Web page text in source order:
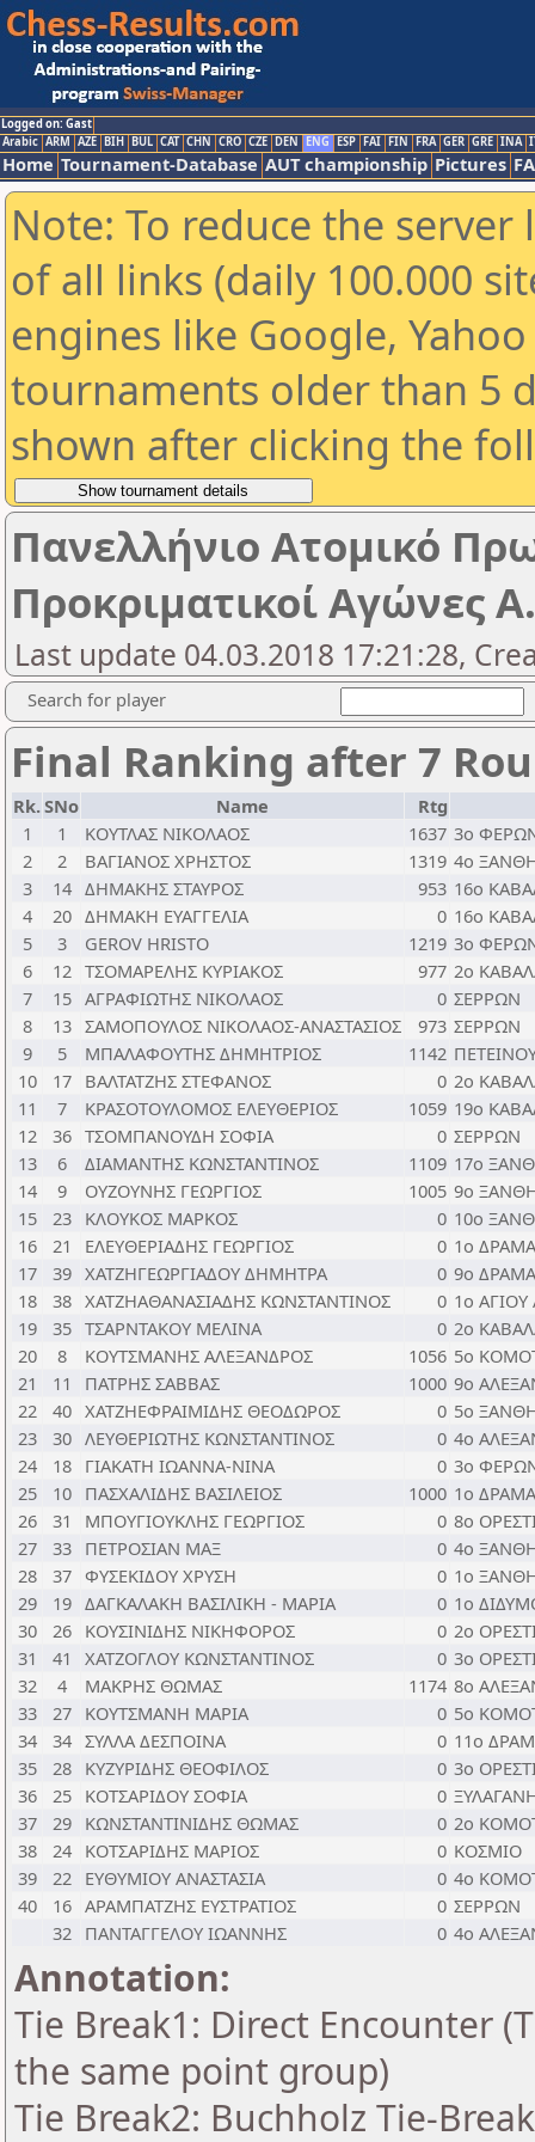
Logged on: Gast
Arabic ARM AZE BIH BUL CAT CHN CRO CZE DEN ENG ESP FAI FIN FRA GER GRE INA
Home Tournament-Database AUT championship Pictures
Note: To reduce the
of all links (daily 100.000
engines like Google,
tournaments older than 5
shown after clicking the
Πανελλήνιο Ατομικό
Προκριματικοί Αγώνες
Last update 04.03.2018 17:21:28,
Search for player
Final Ranking after 7
Rk.SNo Name
Rtg
1
1 ΚΟΥΤΛΑΣ ΝΙΚΟΛΑΟΣ 1637 3ο
2
2 ΒΑΓΙΑΝΟΣ ΧΡΗΣΤΟΣ 1319 4ο
3
14 ΔΗΜΑΚΗΣ ΣΤΑΥΡΟΣ 953 16ο
4
20 ΔΗΜΑΚΗ ΕΥΑΓΓΕΛΙΑ 0 16ο
5
3 GEROV HRISTO 1219 3o
6
12 ΤΣΟΜΑΡΕΛΗΣ ΚΥΡΙΑΚΟΣ 977 2ο
7
15 ΑΓΡΑΦΙΩΤΗΣ ΝΙΚΟΛΑΟΣ 0 ΣΕΡΡΩΝ
8
13 ΣΑΜΟΠΟΥΛΟΣ ΝΙΚΟΛΑΟΣ-ΑΝΑΣΤΑΣΙΟΣ 973 ΣΕΡΡΩΝ
9
5 ΜΠΑΛΑΦΟΥΤΗΣ ΔΗΜΗΤΡΙΟΣ 1142
10
17 ΒΑΛΤΑΤΖΗΣ ΣΤΕΦΑΝΟΣ 0 2ο
11
7 ΚΡΑΣΟΤΟΥΛΟΜΟΣ ΕΛΕΥΘΕΡΙΟΣ 1059 19ο
12
36 ΤΣΟΜΠΑΝΟΥΔΗ ΣΟΦΙΑ 0 ΣΕΡΡΩΝ
13
6 ΔΙΑΜΑΝΤΗΣ ΚΩΝΣΤΑΝΤΙΝΟΣ 1109 17ο
14
9 ΟΥΖΟΥΝΗΣ ΓΕΩΡΓΙΟΣ 1005 9ο
15
23 ΚΛΟΥΚΟΣ ΜΑΡΚΟΣ 0 10ο
16
21 ΕΛΕΥΘΕΡΙΑΔΗΣ ΓΕΩΡΓΙΟΣ 0 1ο
17
39 ΧΑΤΖΗΓΕΩΡΓΙΑΔΟΥ ΔΗΜΗΤΡΑ 0 9ο
18
38 ΧΑΤΖΗΑΘΑΝΑΣΙΑΔΗΣ ΚΩΝΣΤΑΝΤΙΝΟΣ 0 1ο
19
35 ΤΣΑΡΝΤΑΚΟΥ ΜΕΛΙΝΑ 0 2ο
20
8 ΚΟΥΤΣΜΑΝΗΣ ΑΛΕΞΑΝΔΡΟΣ 1056 5ο
21
11 ΠΑΤΡΗΣ ΣΑΒΒΑΣ 1000 9ο
22
40 ΧΑΤΖΗΕΦΡΑΙΜΙΔΗΣ ΘΕΟΔΩΡΟΣ 0 5ο
23
30 ΛΕΥΘΕΡΙΩΤΗΣ ΚΩΝΣΤΑΝΤΙΝΟΣ 0 4ο
24
18 ΓΙΑΚΑΤΗ ΙΩΑΝΝΑ-ΝΙΝΑ 0 3ο
25
10 ΠΑΣΧΑΛΙΔΗΣ ΒΑΣΙΛΕΙΟΣ 1000 1ο
26
31 ΜΠΟΥΓΙΟΥΚΛΗΣ ΓΕΩΡΓΙΟΣ 0 8ο
27
33 ΠΕΤΡΟΣΙΑΝ ΜΑΞ 0 4ο
28
37 ΦΥΣΕΚΙΔΟΥ ΧΡΥΣΗ 0 1ο
29
19 ΔΑΓΚΑΛΑΚΗ ΒΑΣΙΛΙΚΗ - ΜΑΡΙΑ 0 1ο
30
26 ΚΟΥΣΙΝΙΔΗΣ ΝΙΚΗΦΟΡΟΣ 0 2ο
31
41 ΧΑΤΖΟΓΛΟΥ ΚΩΝΣΤΑΝΤΙΝΟΣ 0 3ο
32
4 ΜΑΚΡΗΣ ΘΩΜΑΣ 1174 8ο
33
27 ΚΟΥΤΣΜΑΝΗ ΜΑΡΙΑ 0 5ο
34
34 ΣΥΛΛΑ ΔΕΣΠΟΙΝΑ 0 11ο
35
28 ΚΥΖΥΡΙΔΗΣ ΘΕΟΦΙΛΟΣ 0 3ο
36
25 ΚΟΤΣΑΡΙΔΟΥ ΣΟΦΙΑ 0
37
29 ΚΩΝΣΤΑΝΤΙΝΙΔΗΣ ΘΩΜΑΣ 0 2ο
38
24 ΚΟΤΣΑΡΙΔΗΣ ΜΑΡΙΟΣ 0 ΚΟΣΜΙΟ
39
22 ΕΥΘΥΜΙΟΥ ΑΝΑΣΤΑΣΙΑ 0 4ο
40
16 ΑΡΑΜΠΑΤΖΗΣ ΕΥΣΤΡΑΤΙΟΣ 0 ΣΕΡΡΩΝ
32 ΠΑΝΤΑΓΓΕΛΟΥ ΙΩΑΝΝΗΣ 0 4ο
Annotation:
Tie Break1: Direct Encounter
the same point group)
Tie Break2: Buchholz Tie-